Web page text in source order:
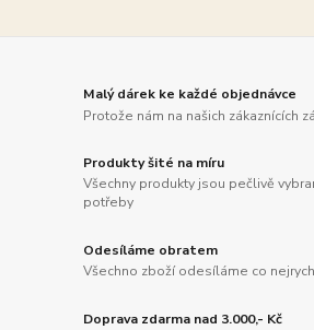
Malý dárek ke každé objednávce
Protože nám na našich zákaznících
Produkty šité na míru
Všechny produkty jsou pečlivě
potřeby
Odesíláme obratem
Všechno zboží odesíláme co
Doprava zdarma nad 3.000,- Kč